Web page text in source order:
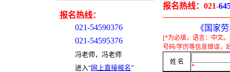
报名热线：
021-54590376
021-54595376
冯老师，冯老师
进入“网上直接报名”
报名热线： 021-
《国家
[*为必填，语言：中文
号码/学历等信息错误，
姓 名
*